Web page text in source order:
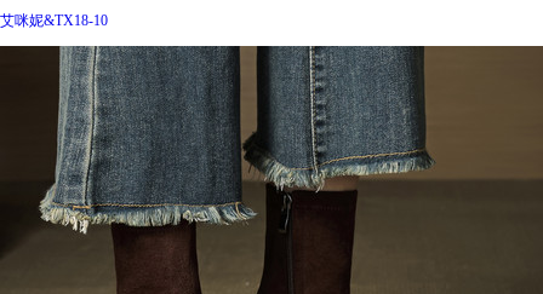
艾咪妮&TX18-10